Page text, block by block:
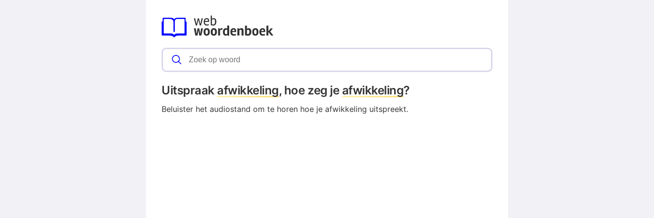
Uitspraak afwikkeling, hoe zeg je afwikkeling?
Beluister het audiostand om te horen hoe je afwikkeling uitspreekt.